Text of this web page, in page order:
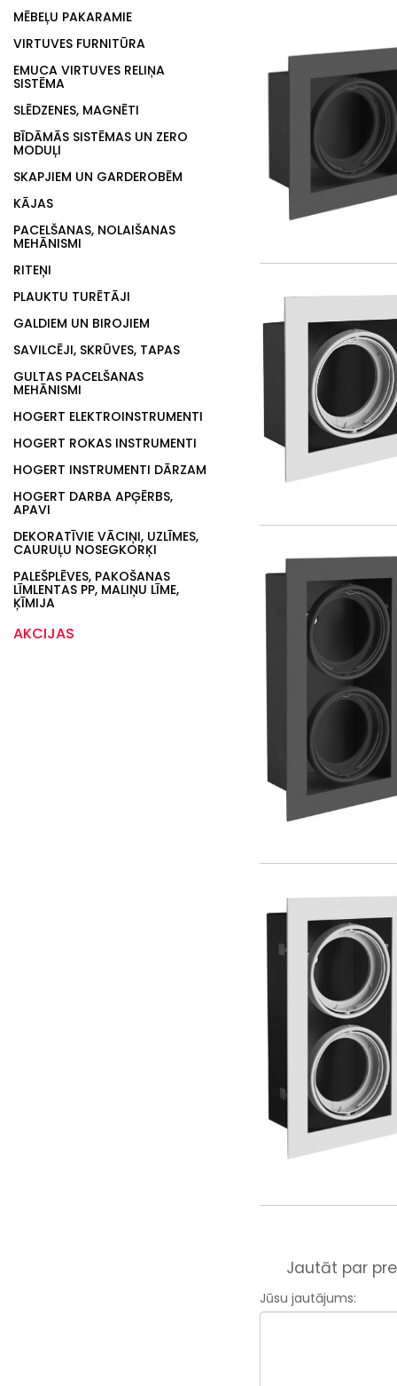
MĒBEĻU PAKARAMIE
VIRTUVES FURNITŪRA
EMUCA VIRTUVES RELIŅA
SISTĒMA
SLĒDZENES, MAGNĒTI
BĪDĀMĀS SISTĒMAS UN ZERO
MODUĻI
SKAPJIEM UN GARDEROBĒM
KĀJAS
PACELŠANAS, NOLAIŠANAS
MEHĀNISMI
RITEŅI
PLAUKTU TURĒTĀJI
GALDIEM UN BIROJIEM
SAVILCĒJI, SKRŪVES, TAPAS
GULTAS PACELŠANAS
MEHĀNISMI
HOGERT ELEKTROINSTRUMENTI
HOGERT ROKAS INSTRUMENTI
HOGERT INSTRUMENTI DĀRZAM
HOGERT DARBA APĢĒRBS,
APAVI
DEKORATĪVIE VĀCIŅI, UZLĪMES,
CAURUĻU NOSEGKORĶI
PALEŠPLĒVES, PAKOŠANAS
LĪMLENTAS PP, MALIŅU LĪME,
ĶĪMIJA
AKCIJAS
Jautāt par
Jūsu jautājums: